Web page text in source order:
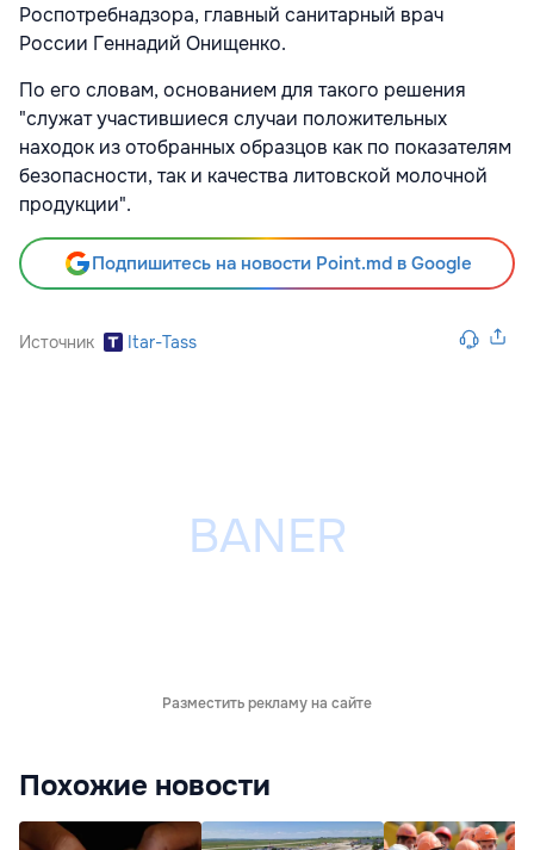
Роспотребнадзора, главный санитарный врач
России Геннадий Онищенко.
По его словам, основанием для такого решения
"служат участившиеся случаи положительных
находок из отобранных образцов как по показателям
безопасности, так и качества литовской молочной
продукции".
Подпишитесь на новости Point.md в Google
Источник Itar-Tass
Разместить рекламу на сайте
Похожие новости